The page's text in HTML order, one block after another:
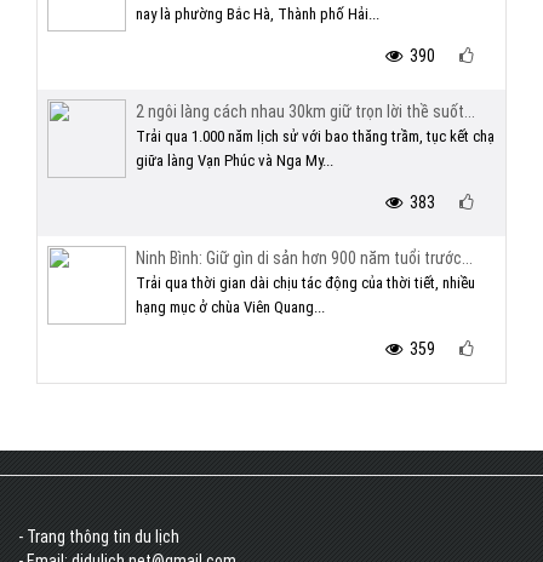
nay là phường Bắc Hà, Thành phố Hải...
390
2 ngôi làng cách nhau 30km giữ trọn lời thề suốt...
Trải qua 1.000 năm lịch sử với bao thăng trầm, tục kết chạ
giữa làng Vạn Phúc và Nga My...
383
Ninh Bình: Giữ gìn di sản hơn 900 năm tuổi trước...
Trải qua thời gian dài chịu tác động của thời tiết, nhiều
hạng mục ở chùa Viên Quang...
359
- Trang thông tin du lịch